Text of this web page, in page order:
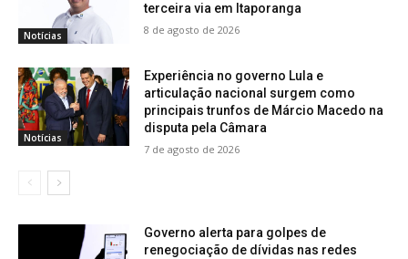
Notícias
terceira via em Itaporanga
8 de agosto de 2026
Notícias
Experiência no governo Lula e
articulação nacional surgem como
principais trunfos de Márcio Macedo na
disputa pela Câmara
7 de agosto de 2026
Governo alerta para golpes de
renegociação de dívidas nas redes